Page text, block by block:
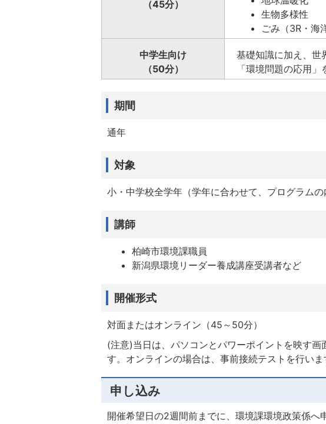
（45分）
生物多様性
ごみ（3R・海
中学生向け
（50分）
基礎知識に加え、世
「環境問題の応用」
期間
通年
対象
小・中学校全学年（学年に合わせて、プログラムの
講師
柏崎市環境課職員
新潟県環境リーダー養成講座受講者など
開催形式
対面またはオンライン（45～50分）
(注意)当日は、パソコンとパワーポイントを映す
す。オンラインの場合は、事前接続テストを行いま
申し込み
開催希望日の2週間前までに、環境課環境政策係へ